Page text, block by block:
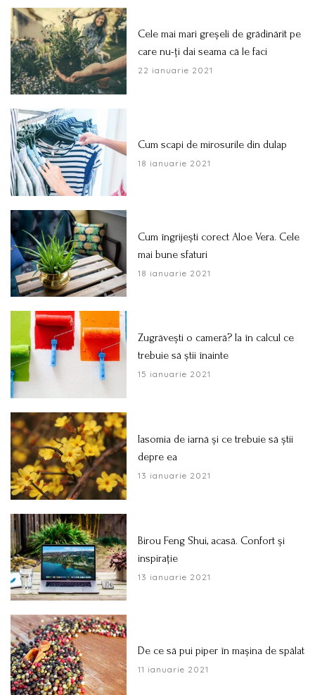
Cele mai mari greșeli de grădinărit pe
care nu-ți dai seama că le faci
22 ianuarie 2021
Cum scapi de mirosurile din dulap
18 ianuarie 2021
Cum îngrijești corect Aloe Vera. Cele
mai bune sfaturi
18 ianuarie 2021
Zugrăvești o cameră? Ia în calcul ce
trebuie să știi înainte
15 ianuarie 2021
Iasomia de iarnă și ce trebuie să știi
depre ea
13 ianuarie 2021
Birou Feng Shui, acasă. Confort și
inspirație
13 ianuarie 2021
De ce să pui piper în mașina de spălat
11 ianuarie 2021